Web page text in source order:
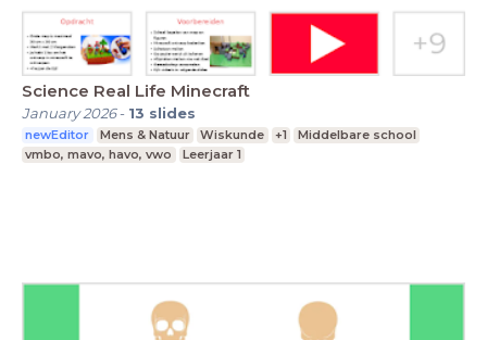
Science Real Life Minecraft
January 2026- 13 slides
newEditor Mens & Natuur Wiskunde +1
Middelbare school
vmbo, mavo, havo, vwo
Leerjaar 1